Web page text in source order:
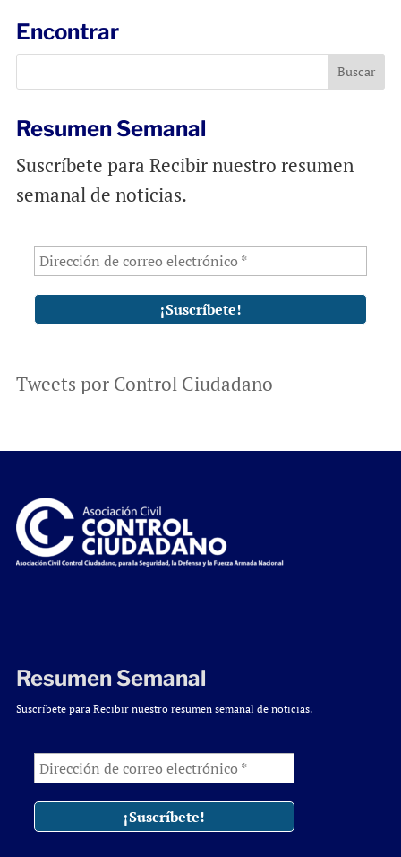
Encontrar
Resumen Semanal
Suscríbete para Recibir nuestro resumen
semanal de noticias.
Tweets por Control Ciudadano
Resumen Semanal
Suscríbete para Recibir nuestro resumen semanal de noticias.